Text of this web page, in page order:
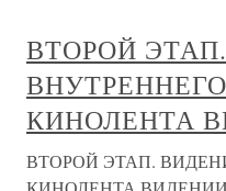
ВТОРОЙ
КИНОЛЕНТА
ВТОРОЙ ЭТАП.